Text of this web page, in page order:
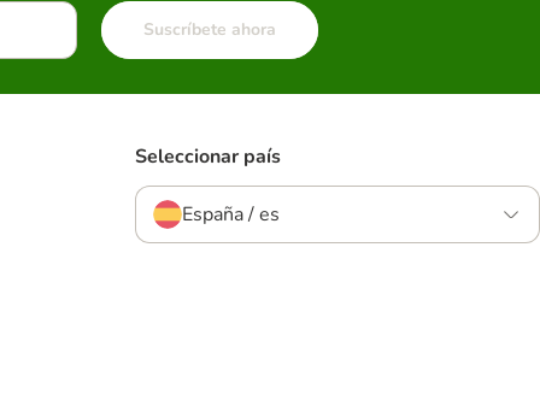
Suscríbete ahora
Seleccionar país
España / es